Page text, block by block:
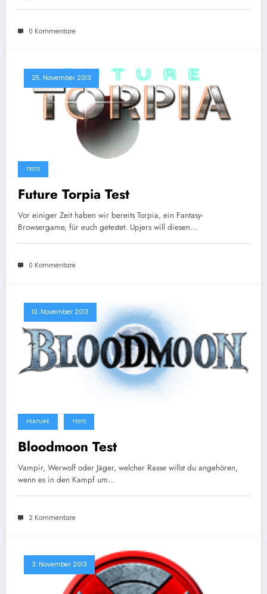
0 Kommentare
25. November 2013
TESTS
Future Torpia Test
Vor einiger Zeit haben wir bereits Torpia, ein Fantasy-
Browsergame, für euch getestet. Upjers will diesen…
0 Kommentare
10. November 2013
FEATURE TESTS
Bloodmoon Test
Vampir, Werwolf oder Jäger, welcher Rasse willst du angehören,
wenn es in den Kampf um…
2 Kommentare
3. November 2013